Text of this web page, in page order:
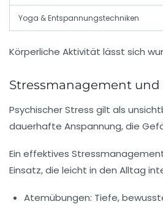
Yoga & Entspannungstechniken
Körperliche Aktivität lässt sich
Stressmanagement
Psychischer Stress gilt als
dauerhafte Anspannung, die
Ein effektives
Einsatz, die leicht in den Alltag
Atemübungen: Tiefe,